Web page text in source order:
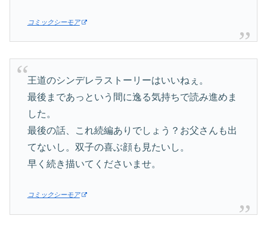
コミックシーモア
王道のシンデレラストーリーはいいねぇ。
最後まであっという間に逸る気持ちで読み進めま
した。
最後の話、これ続編ありでしょう？お父さんも出
てないし。双子の喜ぶ顔も見たいし。
早く続き描いてくださいませ。
コミックシーモア